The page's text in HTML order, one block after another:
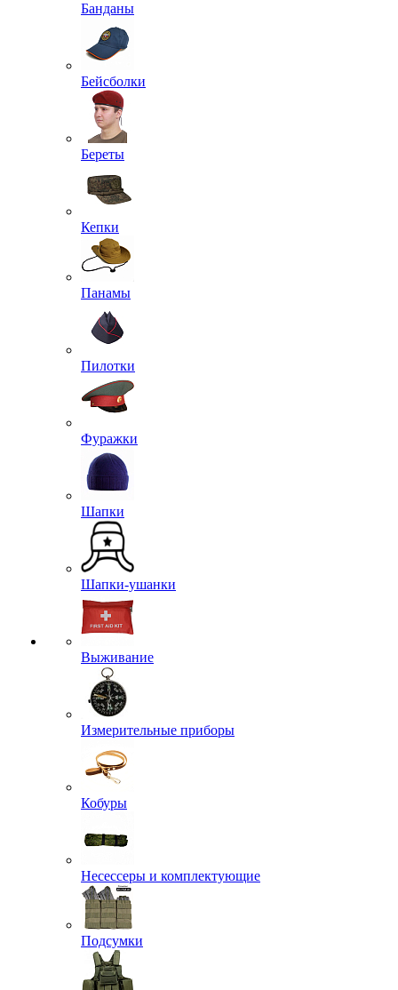
Банданы
Бейсболки
Береты
Кепки
Панамы
Пилотки
Фуражки
Шапки
Шапки-ушанки
Выживание
Измерительные приборы
Кобуры
Несессеры и комплектующие
Подсумки